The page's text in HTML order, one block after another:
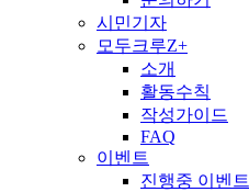
시민기자
모두크루Z+
소개
활동수칙
작성가이드
FAQ
이벤트
진행중 이벤트